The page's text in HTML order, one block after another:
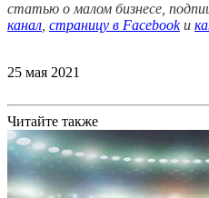
статью о малом бизнесе,
канал страницу в Facebookи
25 мая 2021
Читайте также